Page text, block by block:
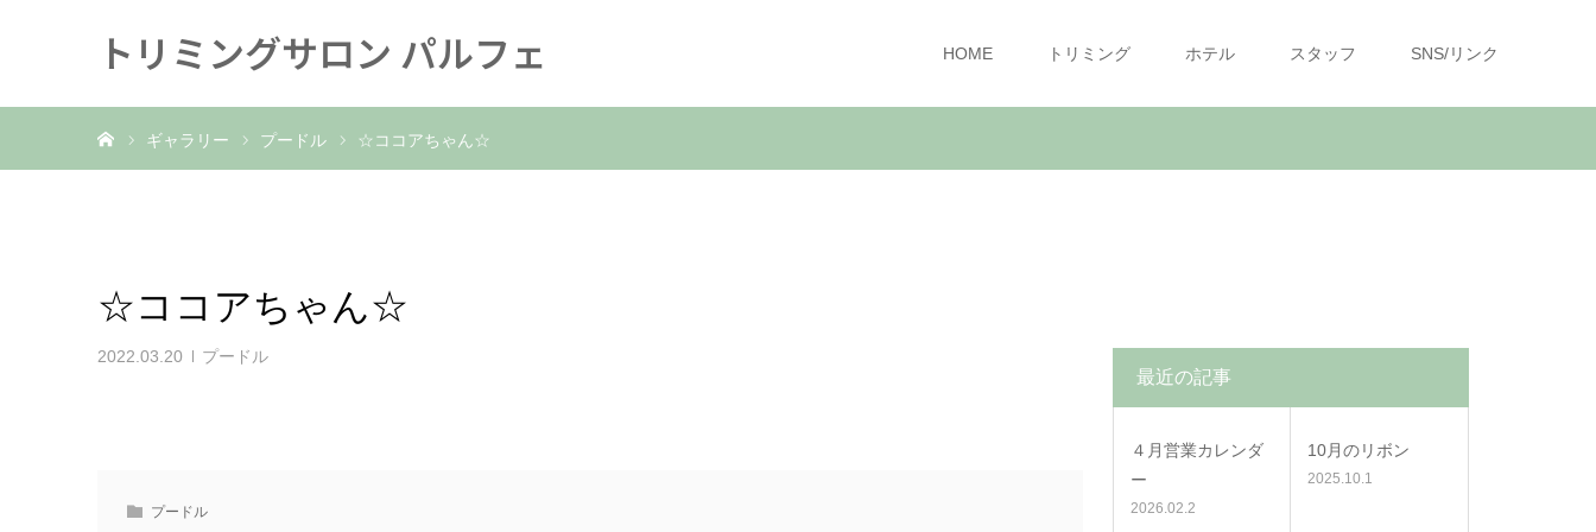
トリミングサロン パルフェ HOME トリミング ホテル スタッフ SNS/リンク
ギャラリー プードル ☆ココアちゃん☆
☆ココアちゃん☆
2022.03.20 プードル
プードル
最近の記事
４月営業カレンダ
ー
2026.02.2
10月のリボン
2025.10.1